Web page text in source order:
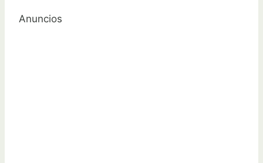
Anuncios